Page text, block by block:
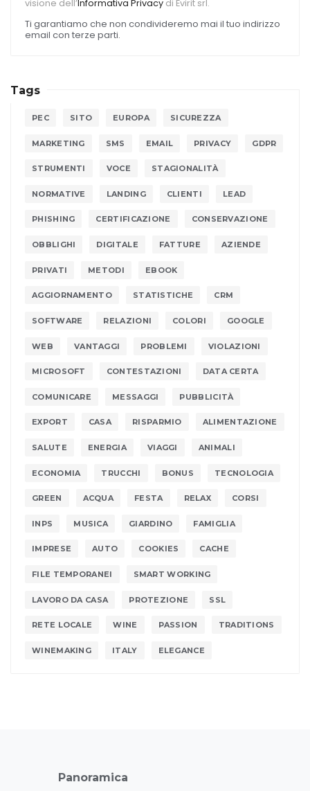
visione dell’Informativa Privacy di Evirit srl.
Ti garantiamo che non condivideremo mai il tuo indirizzo
email con terze parti.
Tags
PEC SITO EUROPA SICUREZZA
MARKETING SMS EMAIL PRIVACY GDPR
STRUMENTI VOCE STAGIONALITÀ
NORMATIVE LANDING CLIENTI LEAD
PHISHING CERTIFICAZIONE CONSERVAZIONE
OBBLIGHI DIGITALE FATTURE AZIENDE
PRIVATI METODI EBOOK
AGGIORNAMENTO STATISTICHE CRM
SOFTWARE RELAZIONI COLORI GOOGLE
WEB VANTAGGI PROBLEMI VIOLAZIONI
MICROSOFT CONTESTAZIONI DATA CERTA
COMUNICARE MESSAGGI PUBBLICITÀ
EXPORT CASA RISPARMIO ALIMENTAZIONE
SALUTE ENERGIA VIAGGI ANIMALI
ECONOMIA TRUCCHI BONUS TECNOLOGIA
GREEN ACQUA FESTA RELAX CORSI
INPS MUSICA GIARDINO FAMIGLIA
IMPRESE AUTO COOKIES CACHE
FILE TEMPORANEI SMART WORKING
LAVORO DA CASA PROTEZIONE SSL
RETE LOCALE WINE PASSION TRADITIONS
WINEMAKING ITALY ELEGANCE
Panoramica